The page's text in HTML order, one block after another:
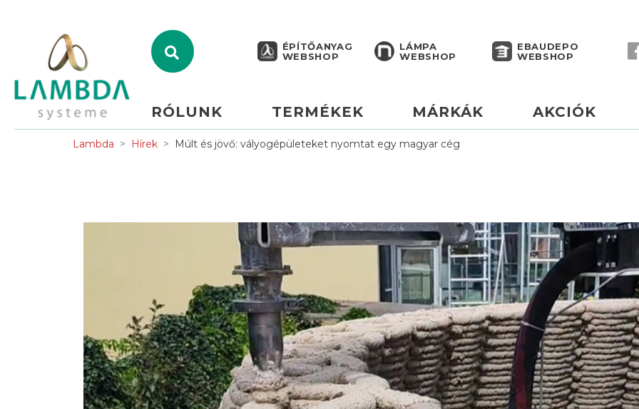
ÉPÍTŐANYAG
WEBSHOP
LÁMPA
WEBSHOP
EBAUDEPO
WEBSHOP
RÓLUNK TERMÉKEK MÁRKÁK AKCIÓK
Lambda Hírek Múlt és jövő: vályogépületeket nyomtat egy magyar cég